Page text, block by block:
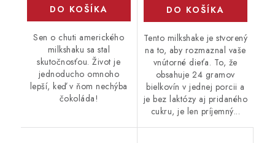
DO KOŠÍKA
Sen o chuti amerického
milkshaku sa stal
skutočnosťou. Život je
jednoducho omnoho
lepší, keď v ňom nechýba
čokoláda!
DO KOŠÍKA
Tento milkshake je stvorený
na to, aby rozmaznal vaše
vnútorné dieťa. To, že
obsahuje 24 gramov
bielkovín v jednej porcii a
je bez laktózy aj pridaného
cukru, je len príjemný...